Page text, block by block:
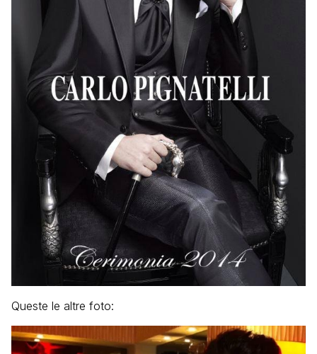
Queste le altre foto: